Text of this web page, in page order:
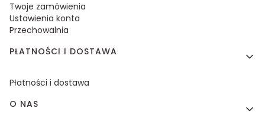
Twoje zamówienia
Ustawienia konta
Przechowalnia
PŁATNOŚCI I DOSTAWA
Płatności i dostawa
O NAS